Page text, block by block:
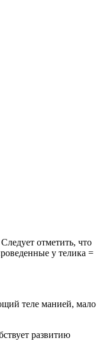
отметить, что
у телика =
теле манией, мало
развитию